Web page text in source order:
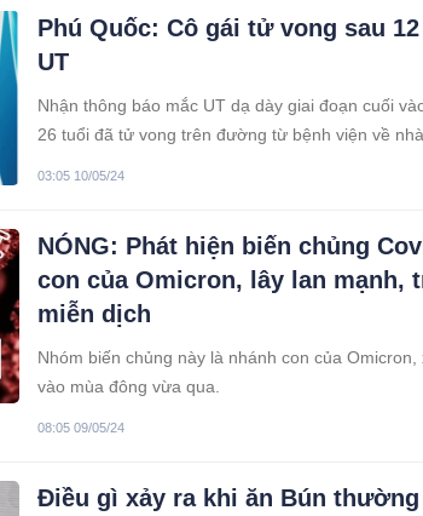
Phú Quốc: Cô gái tử vong sau
UT
Nhận thông báo mắc UT dạ dày giai đoạn cuối
26 tuổi đã tử vong trên đường từ bệnh viện về nhà.
03:05 10/05/24
NÓNG: Phát hiện biến chủng
con của Omicron, lây lan mạnh,
miễn dịch
Nhóm biến chủng này là nhánh con của
vào mùa đông vừa qua.
08:05 09/05/24
Điều gì xảy ra khi ăn Bún thường